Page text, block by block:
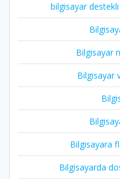
bilgisayar
Bilgisayar
Bilgisayar
Bilgisayara
Bilgisayarda